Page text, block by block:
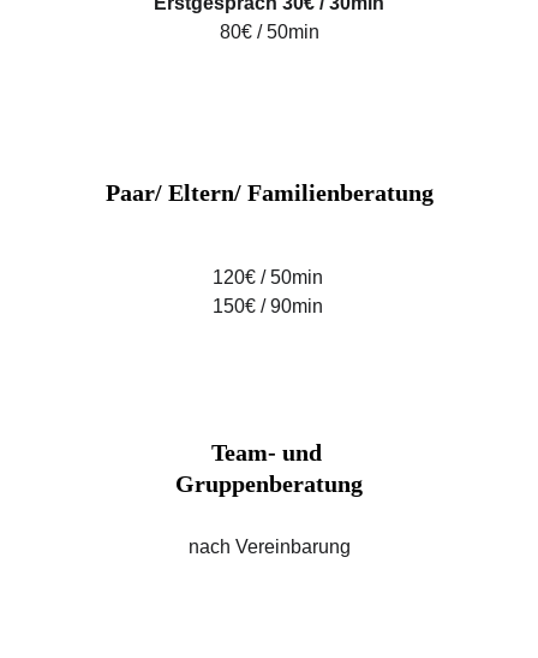
80€ / 50min
Paar/ Eltern/ Familienberatung
120€ / 50min
150€ / 90min
Team- und
Gruppenberatung
nach Vereinbarung